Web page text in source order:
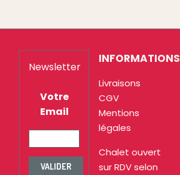
Newsletter
Votre
Email
VALIDER
INFORMATIONS
Livraisons
CGV
Mentions
légales
Chalet ouvert
sur RDV selon